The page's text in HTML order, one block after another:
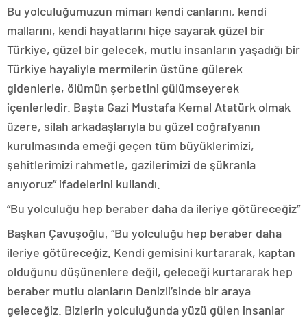
Bu yolculuğumuzun mimarı kendi canlarını, kendi
mallarını, kendi hayatlarını hiçe sayarak güzel bir
Türkiye, güzel bir gelecek, mutlu insanların yaşadığı bir
Türkiye hayaliyle mermilerin üstüne gülerek
gidenlerle, ölümün şerbetini gülümseyerek
içenlerledir. Başta Gazi Mustafa Kemal Atatürk olmak
üzere, silah arkadaşlarıyla bu güzel coğrafyanın
kurulmasında emeği geçen tüm büyüklerimizi,
şehitlerimizi rahmetle, gazilerimizi de şükranla
anıyoruz” ifadelerini kullandı.
“Bu yolculuğu hep beraber daha da ileriye götüreceğiz”
Başkan Çavuşoğlu, “Bu yolculuğu hep beraber daha
ileriye götüreceğiz. Kendi gemisini kurtararak, kaptan
olduğunu düşünenlere değil, geleceği kurtararak hep
beraber mutlu olanların Denizli’sinde bir araya
geleceğiz. Bizlerin yolculuğunda yüzü gülen insanlar